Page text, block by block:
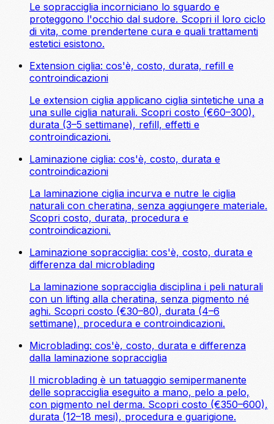
Le sopracciglia incorniciano lo sguardo e
proteggono l'occhio dal sudore. Scopri il loro ciclo
di vita, come prendertene cura e quali trattamenti
estetici esistono.
Extension ciglia: cos'è, costo, durata, refill e
controindicazioni
Le extension ciglia applicano ciglia sintetiche una a
una sulle ciglia naturali. Scopri costo (€60–300),
durata (3–5 settimane), refill, effetti e
controindicazioni.
Laminazione ciglia: cos'è, costo, durata e
controindicazioni
La laminazione ciglia incurva e nutre le ciglia
naturali con cheratina, senza aggiungere materiale.
Scopri costo, durata, procedura e
controindicazioni.
Laminazione sopracciglia: cos'è, costo, durata e
differenza dal microblading
La laminazione sopracciglia disciplina i peli naturali
con un lifting alla cheratina, senza pigmento né
aghi. Scopri costo (€30–80), durata (4–6
settimane), procedura e controindicazioni.
Microblading: cos'è, costo, durata e differenza
dalla laminazione sopracciglia
Il microblading è un tatuaggio semipermanente
delle sopracciglia eseguito a mano, pelo a pelo,
con pigmento nel derma. Scopri costo (€350–600),
durata (12–18 mesi), procedura e guarigione.